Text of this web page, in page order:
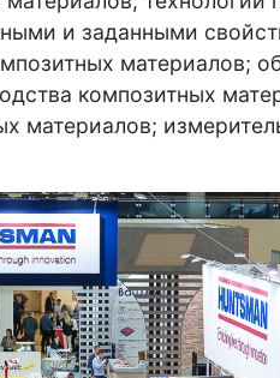
и заданными
материалов;
композитных
материалов;